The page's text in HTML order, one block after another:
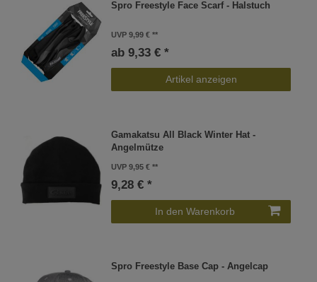
Spro Freestyle Face Scarf - Halstuch
UVP 9,99 €
ab 9,33 € *
Artikel anzeigen
Gamakatsu All Black Winter Hat -
Angelmütze
UVP 9,95 €
9,28 € *
In den Warenkorb
Spro Freestyle Base Cap - Angelcap